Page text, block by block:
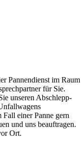
Pannendienst im Raum
für Sie.
unseren Abschlepp-
einer Panne gern
und uns beauftragen.
Ort.